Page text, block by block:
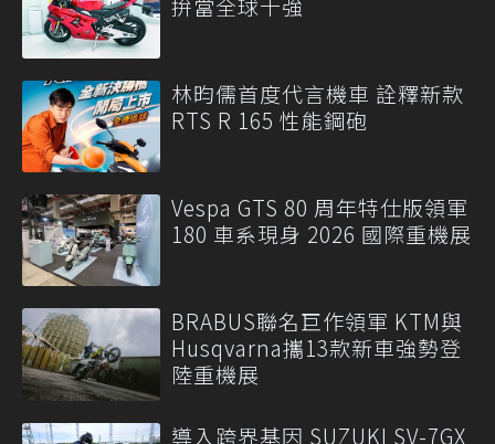
林昀儒首度代言機車 詮釋新款
RTS R 165 性能鋼砲
Vespa GTS 80 周年特仕版領軍
180 車系現身 2026 國際重機展
BRABUS聯名巨作領軍 KTM與
Husqvarna攜13款新車強勢登
陸重機展
導入跨界基因 SUZUKI SV-7GX